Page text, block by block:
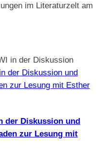
im Literaturzelt am
in der Diskussion
der Diskussion und
zur Lesung mit